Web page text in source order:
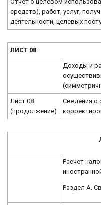
Отчет о целевом
средств), работ, услуг,
деятельности, целевых
ЛИСТ 08
Доходы и
Лист 08
(продолжение)
Сведения о
Расчет
Раздел А.